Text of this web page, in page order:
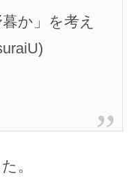
か」を考え
。